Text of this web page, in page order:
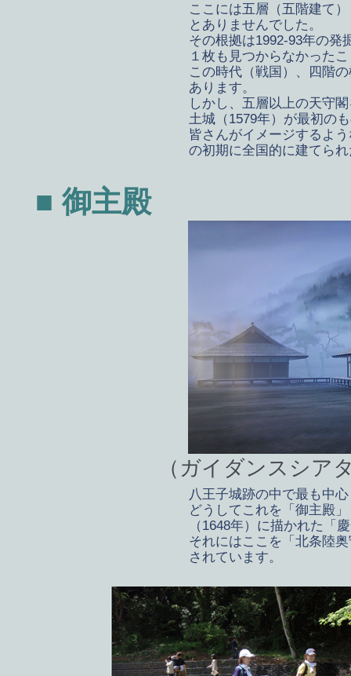
ここには五層（五階建て
とありませんでした。
その根拠は1992-93年の発
１枚も見つからなかった
この時代（戦国）、四階
あります。
しかし、五層以上の天守
土城（1579年）が最初の
皆さんがイメージするよ
の初期に全国的に建てら
■ 御主殿
（ガイダンスシア
八王子城跡の中で最も中
どうしてこれを「御主殿
（1648年）に描かれた「
それにはここを「北条陸
されています。